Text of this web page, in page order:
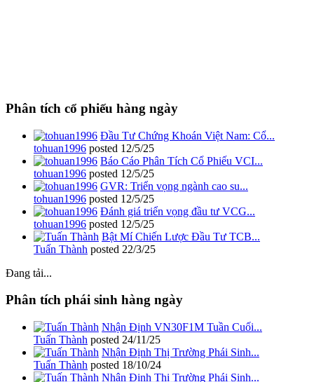
Phân tích cổ phiếu hàng ngày
Đầu Tư Chứng Khoán Việt Nam: Cổ...
tohuan1996 posted 12/5/25
Báo Cáo Phân Tích Cổ Phiếu VCI...
tohuan1996 posted 12/5/25
GVR: Triển vọng ngành cao su...
tohuan1996 posted 12/5/25
Đánh giá triển vọng đầu tư VCG...
tohuan1996 posted 12/5/25
Bật Mí Chiến Lược Đầu Tư TCB...
Tuấn Thành posted 22/3/25
Đang tải...
Phân tích phái sinh hàng ngày
Nhận Định VN30F1M Tuần Cuối...
Tuấn Thành posted 24/11/25
Nhận Định Thị Trường Phái Sinh...
Tuấn Thành posted 18/10/24
Nhận Định Thị Trường Phái Sinh...